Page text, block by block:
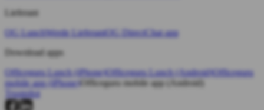
Lieferant
OG LunchWerde LieferantOG DirectChat app
Download apps
Officeguru Lunch (iPhone)Officeguru Lunch (Android)Officeguru
mobile app (iPhone)
Officeguru mobile app (Android)
Trustpilot